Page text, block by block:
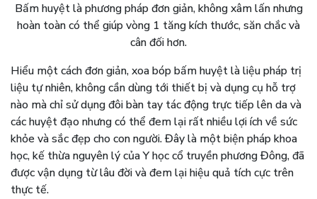
Bấm huyệt là phương pháp đơn giản, không xâm lấn nhưng
hoàn toàn có thể giúp vòng 1 tăng kích thước, săn chắc và
cân đối hơn.
Hiểu một cách đơn giản, xoa bóp bấm huyệt là liệu pháp trị
liệu tự nhiên, không cần dùng tới thiết bị và dụng cụ hỗ trợ
nào mà chỉ sử dụng đôi bàn tay tác động trực tiếp lên da và
các huyệt đạo nhưng có thể đem lại rất nhiều lợi ích về sức
khỏe và sắc đẹp cho con người. Đây là một biện pháp khoa
học, kế thừa nguyên lý của Y học cổ truyền phương Đông, đã
được vận dụng từ lâu đời và đem lại hiệu quả tích cực trên
thực tế.